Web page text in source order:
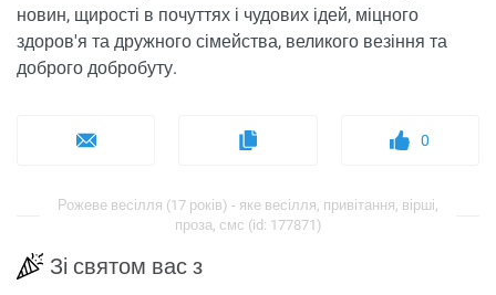
новин, щирості в почуттях і чудових ідей, міцного
здоров'я та дружного сімейства, великого везіння та
доброго добробуту.
0
Рожеве весілля (17 років) - яке весілля, привітання, вірші,
проза, смс (id: 177871)
Зі святом вас з